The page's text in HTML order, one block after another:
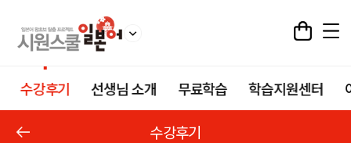
수강후기 선생님 소개 무료학습 학습지원센터
수강후기